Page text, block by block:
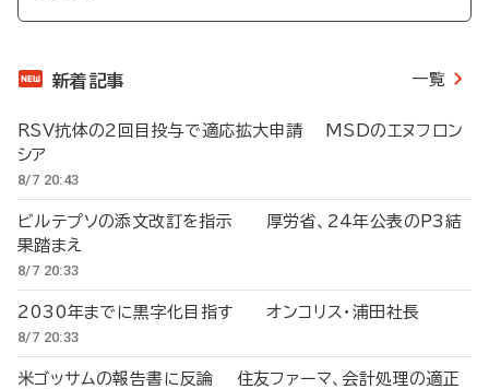
新着記事 一覧
RSV抗体の2回目投与で適応拡大申請 MSDのエヌフロン
シア
8/7 20:43
ビルテプソの添文改訂を指示 厚労省、24年公表のP3結
果踏まえ
8/7 20:33
2030年までに黒字化目指す オンコリス・浦田社長
8/7 20:33
米ゴッサムの報告書に反論 住友ファーマ、会計処理の適正